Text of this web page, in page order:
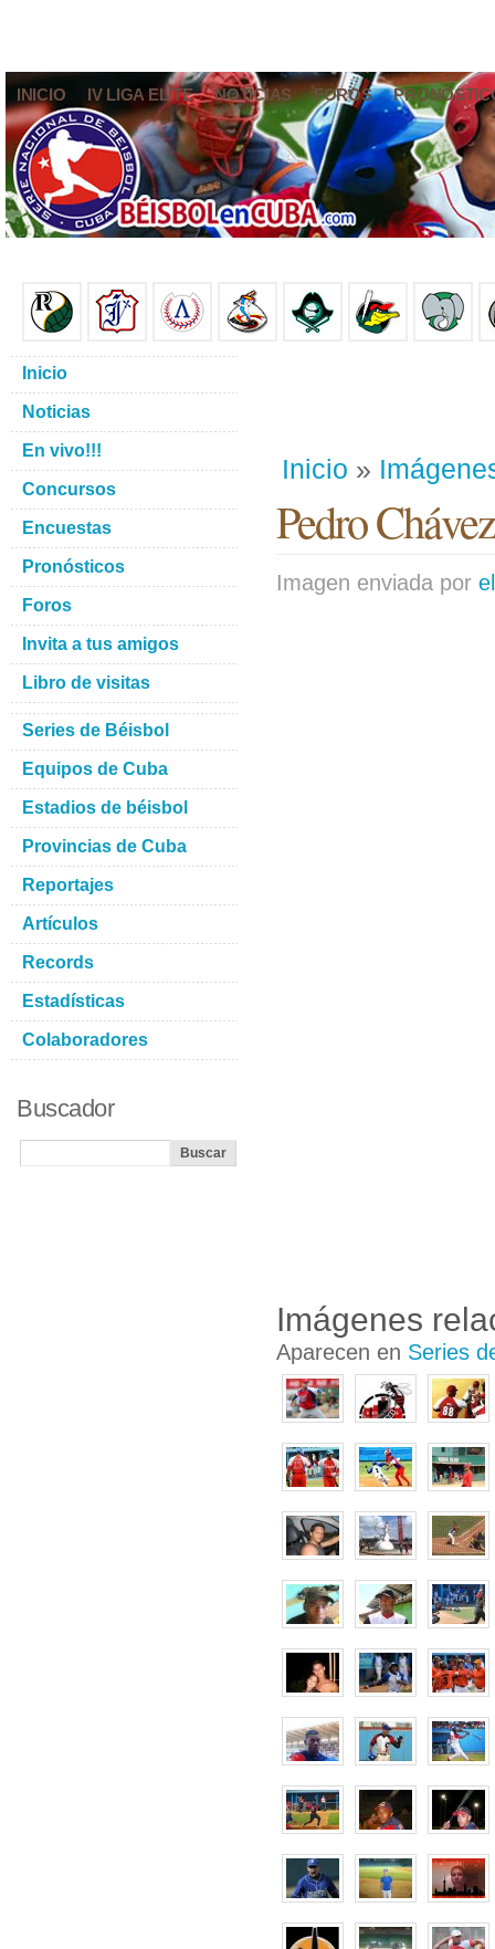
INICIO IV LIGA ELITE NOTICIAS FOROS
Inicio »
Pedro Chávez
Imagen enviada por
Imágenes
Aparecen en Series
Inicio
Noticias
En vivo!!!
Concursos
Encuestas
Pronósticos
Foros
Invita a tus amigos
Libro de visitas
Series de Béisbol
Equipos de Cuba
Estadios de béisbol
Provincias de Cuba
Reportajes
Artículos
Records
Estadísticas
Colaboradores
Buscador